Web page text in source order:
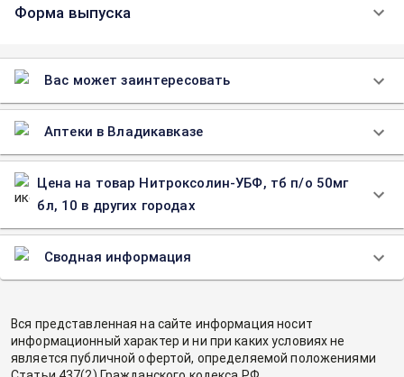
Форма выпуска
Вас может заинтересовать
Аптеки в Владикавказе
Цена на товар Нитроксолин-УБФ, тб п/о 50мг
бл, 10 в других городах
Сводная информация
Вся представленная на сайте информация носит
информационный характер и ни при каких условиях не
является публичной офертой, определяемой положениями